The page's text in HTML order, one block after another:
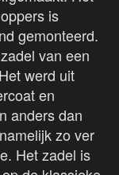
is
gemonteerd.
van een
werd uit
en
anders dan
zo ver
Het zadel is